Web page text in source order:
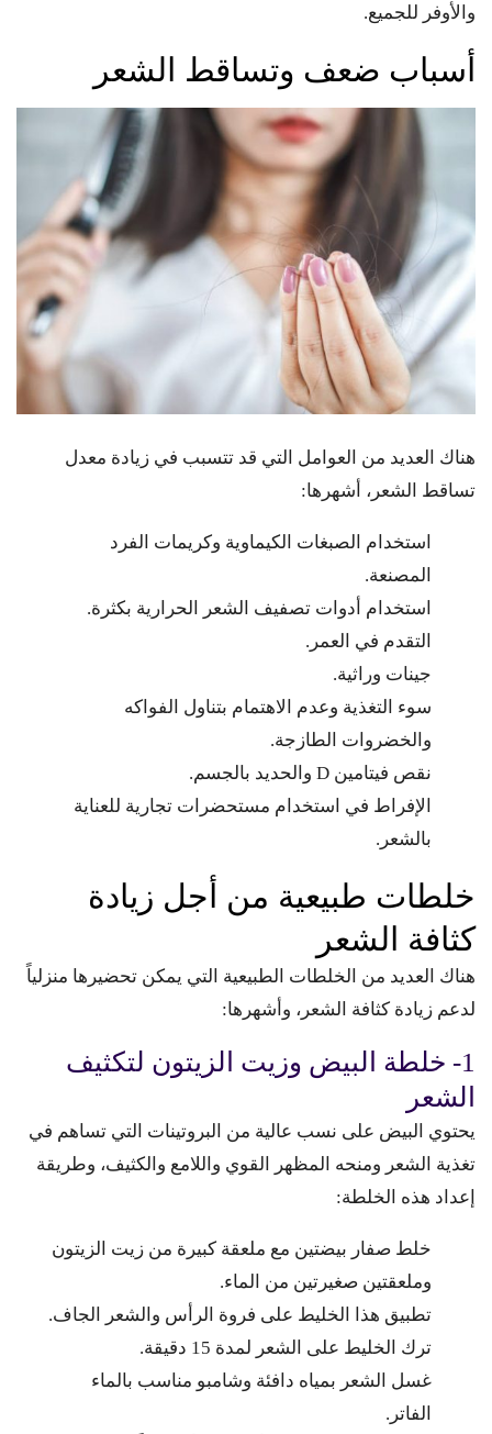
والأوفر للجميع.
أسباب ضعف وتساقط الشعر
هناك العديد من العوامل التي قد تتسبب في زيادة معدل
تساقط الشعر، أشهرها:
استخدام الصبغات الكيماوية وكريمات الفرد
المصنعة.
استخدام أدوات تصفيف الشعر الحرارية بكثرة.
التقدم في العمر.
جينات وراثية.
سوء التغذية وعدم الاهتمام بتناول الفواكه
والخضروات الطازجة.
نقص فيتامين D والحديد بالجسم.
الإفراط في استخدام مستحضرات تجارية للعناية
بالشعر.
خلطات طبيعية من أجل زيادة
كثافة الشعر
هناك العديد من الخلطات الطبيعية التي يمكن تحضيرها منزلياً
لدعم زيادة كثافة الشعر، وأشهرها:
1- خلطة البيض وزيت الزيتون لتكثيف
الشعر
يحتوي البيض على نسب عالية من البروتينات التي تساهم في
تغذية الشعر ومنحه المظهر القوي واللامع والكثيف، وطريقة
إعداد هذه الخلطة:
خلط صفار بيضتين مع ملعقة كبيرة من زيت الزيتون
وملعقتين صغيرتين من الماء.
تطبيق هذا الخليط على فروة الرأس والشعر الجاف.
ترك الخليط على الشعر لمدة 15 دقيقة.
غسل الشعر بمياه دافئة وشامبو مناسب بالماء
الفاتر.